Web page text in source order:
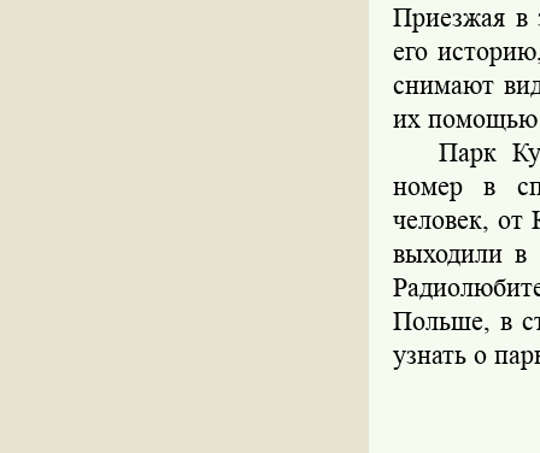
Приезжая в
его
снимают
их помощью
Парк
номер в
человек, от
выходили в
Польше, в
узнать о